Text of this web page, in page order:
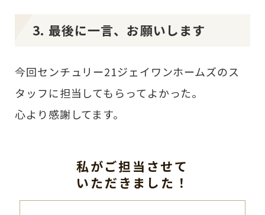
3. 最後に一言、お願いします
今回センチュリー21ジェイワンホームズのス
タッフに担当してもらってよかった。
心より感謝してます。
私がご担当させて
いただきました！